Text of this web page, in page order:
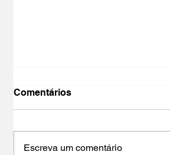
Comentários
Escreva um comentário